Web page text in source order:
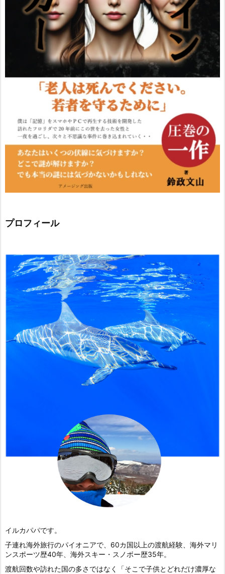
プロフィール
イルカパパです。
子連れ海外旅行のパイオニアで、60カ国以上の渡航経験、海外マリ
ンスポーツ歴40年、海外スキー・スノボー歴35年。
渡航回数や訪れた国の多さではなく「そこで子供とどれだけ濃厚な